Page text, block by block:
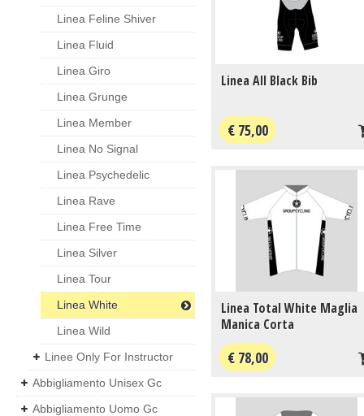
Linea Feline Shiver
Linea Fluid
Linea Giro
Linea Grunge
Linea Member
Linea No Signal
Linea Psychedelic
Linea Rave
Linea Free Time
Linea Silver
Linea Tour
Linea White
Linea Wild
Linee Only For Instructor
Abbigliamento Unisex Gc
Abbigliamento Uomo Gc
Linea All Black Bib
€ 75,00
Linea Total White Maglia
Manica Corta
€ 78,00